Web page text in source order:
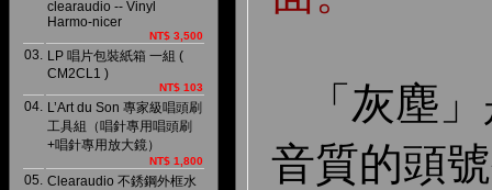
clearaudio -- Vinyl
Harmo-nicer
NT$ 3,500
03. LP 唱片包裝紙箱 一組 (
CM2CL1 )
NT$ 103
04. L’Art du Son 專家級唱頭刷
工具組（唱針專用唱頭刷
+唱針專用放大鏡）
NT$ 1,800
05. Clearaudio 不銹鋼外框水
「灰塵」
音質的頭